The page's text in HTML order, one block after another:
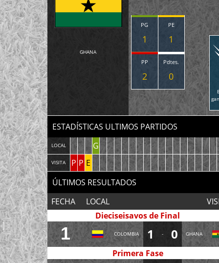
GHANA
PG
1
PE
1
PP
2
Pdtes.
0
ESTADÍSTICAS ULTIMOS PARTIDOS
LOCAL G
VISITA P P E
ÚLTIMOS RESULTADOS
FECHA
LOCAL
Dieciseisavos de Final
1 COLOMBIA 1 - 0 GHANA
Primera Fase